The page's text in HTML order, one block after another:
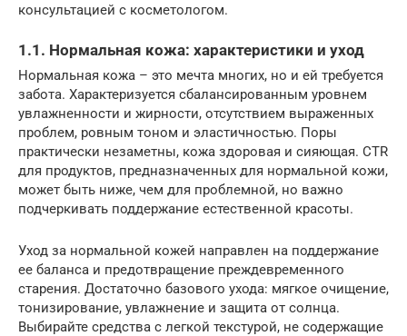
консультацией с косметологом.
1.1. Нормальная кожа: характеристики и уход
Нормальная кожа – это мечта многих, но и ей требуется
забота. Характеризуется сбалансированным уровнем
увлажненности и жирности, отсутствием выраженных
проблем, ровным тоном и эластичностью. Поры
практически незаметны, кожа здоровая и сияющая. CTR
для продуктов, предназначенных для нормальной кожи,
может быть ниже, чем для проблемной, но важно
подчеркивать поддержание естественной красоты.
Уход за нормальной кожей направлен на поддержание
ее баланса и предотвращение преждевременного
старения. Достаточно базового ухода: мягкое очищение,
тонизирование, увлажнение и защита от солнца.
Выбирайте средства с легкой текстурой, не содержащие